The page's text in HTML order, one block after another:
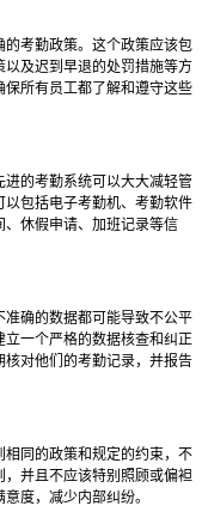
考勤政策。这个政策应该包
及迟到早退的处罚措施等方
所有员工都了解和遵守这些
的考勤系统可以大大减轻管
包括电子考勤机、考勤软件
休假申请、加班记录等信
确的数据都可能导致不公平
一个严格的数据核查和纠正
对他们的考勤记录，并报告
同的政策和规定的约束，不
并且不应该特别照顾或偏袒
度，减少内部纠纷。